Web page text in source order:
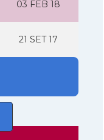
03 FEB 18
21 SET 17